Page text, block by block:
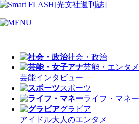
社会・政治
芸能・エンタメ
芸能インタビュー
スポーツ
ライフ・マネー
グラビア
アイドル大人のエンタメ